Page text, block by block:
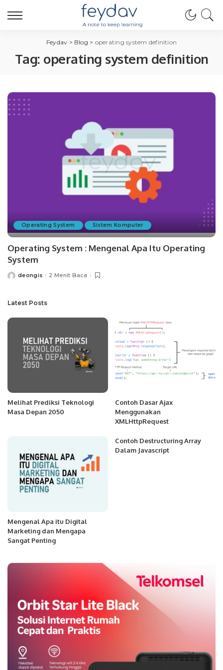
Feydav > Blog > operating system definition
Tag: operating system definition
Operating System Sistem Komputer
Operating System : Mengenal Apa Itu Operating
System
Posteddeongis 2 Menit Baca
Latest Posts
Melihat Prediksi Teknologi
Masa Depan 2050
Contoh Dasar Ajax
Menggunakan
XMLHttpRequest
Mengenal Apa itu Digital
Marketing dan Mengapa
Sangat Penting
Contoh Destructuring Array
Dalam Javascript